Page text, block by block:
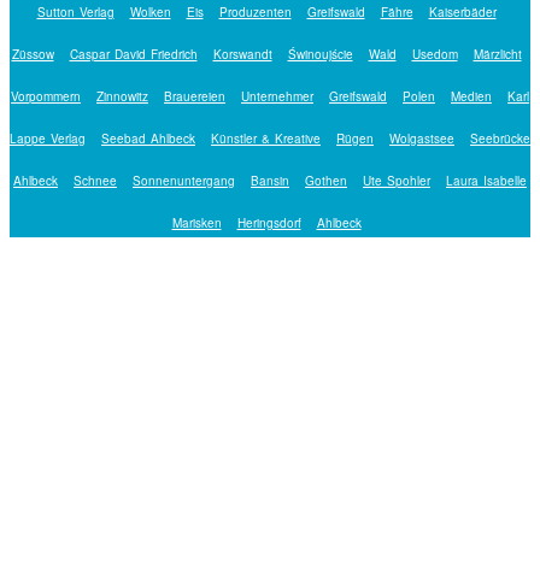
Sutton Verlag Wolken Eis Produzenten Greifswald Fähre Kaiserbäder
Züssow Caspar David Friedrich Korswandt Świnoujście Wald Usedom Märzlicht
Vorpommern Zinnowitz Brauereien Unternehmer Greifswald Polen Medien Karl
Lappe Verlag Seebad Ahlbeck Künstler & Kreative Rügen Wolgastsee Seebrücke
Ahlbeck Schnee Sonnenuntergang Bansin Gothen Ute Spohler Laura Isabelle
Marisken Heringsdorf Ahlbeck